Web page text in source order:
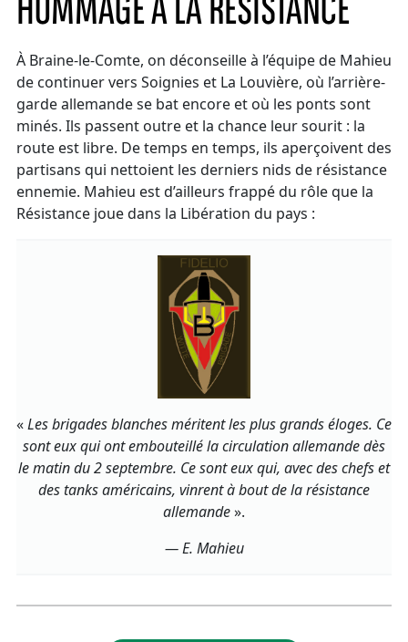
HOMMAGE À LA RÉSISTANCE
À Braine-le-Comte, on déconseille à l’équipe de Mahieu
de continuer vers Soignies et La Louvière, où l’arrière-
garde allemande se bat encore et où les ponts sont
minés. Ils passent outre et la chance leur sourit : la
route est libre. De temps en temps, ils aperçoivent des
partisans qui nettoient les derniers nids de résistance
ennemie. Mahieu est d’ailleurs frappé du rôle que la
Résistance joue dans la Libération du pays :
«Les brigades blanches méritent les plus grands éloges. Ce
sont eux qui ont embouteillé la circulation allemande dès
le matin du 2 septembre. Ce sont eux qui, avec des chefs et
des tanks américains, vinrent à bout de la résistance
allemande».
— E. Mahieu